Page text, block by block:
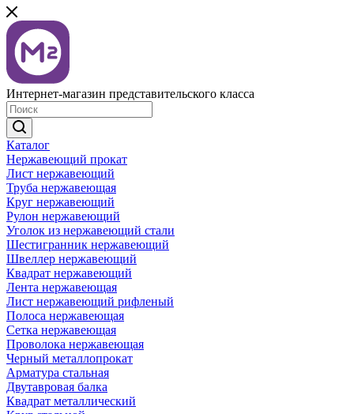
Интернет-магазин представительского класса
Каталог
Нержавеющий прокат
Лист нержавеющий
Труба нержавеющая
Круг нержавеющий
Рулон нержавеющий
Уголок из нержавеющий стали
Шестигранник нержавеющий
Швеллер нержавеющий
Квадрат нержавеющий
Лента нержавеющая
Лист нержавеющий рифленый
Полоса нержавеющая
Сетка нержавеющая
Проволока нержавеющая
Черный металлопрокат
Арматура стальная
Двутавровая балка
Квадрат металлический